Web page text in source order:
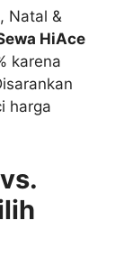
Natal &
HiAce
karena
harga